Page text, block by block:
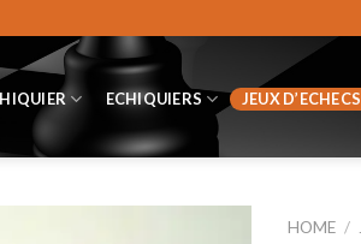
ECHIQUIERS JEUX D’ECHECS
HOME /